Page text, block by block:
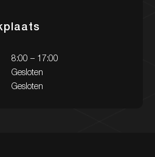
8:00 – 17:00
Gesloten
Gesloten